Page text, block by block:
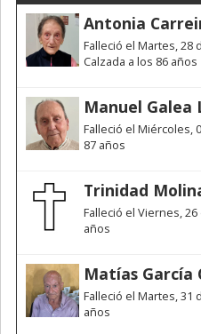
Antonia
Falleció el Martes, 28
Calzada a los 86 años
Manuel Galea
Falleció el Miércoles,
87 años
Trinidad
Falleció el Viernes,
años
Matías García
Falleció el Martes, 31
años